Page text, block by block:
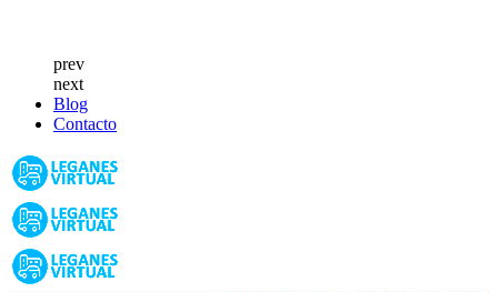
prev
next
Blog
Contacto